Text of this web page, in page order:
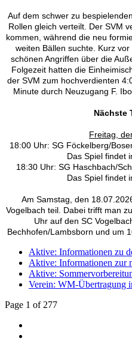
Auf dem schwer zu
Rollen gleich verteilt. Der SVM
kommen, während die neu
weiten Bällen suchte. Kurz
schönen Angriffen über die
Folgezeit hatten die
der SVM zum hochverdienten
Minute durch Neuzugang F.
Nächste
Freitag,
18:00 Uhr: SG Föckelberg/
Das Spiel findet
18:30 Uhr: SG Haschbach/
Das Spiel findet
Am Samstag, den
Vogelbach teil. Dabei trifft man
Uhr auf den SC
Bechhofen/Lambsborn und um
Aktive: Informationen zu
Aktive: Informationen zur
Aktive:
Verein: WM-Übertragung
Page 1 of 277